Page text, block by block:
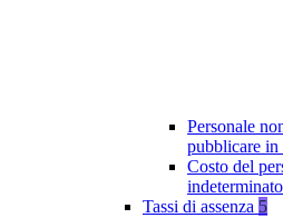
Personale
pubblicare in
Costo del
Tassi di assenza 5